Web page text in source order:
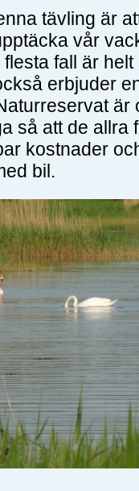
tävling är
vår
fall är
erbjuder
är
så att de allra
kostnader
bil.